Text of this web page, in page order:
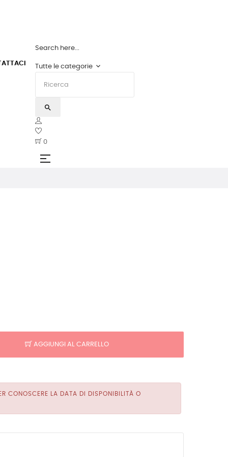
Search here...
Tutte le categorie keyboard_arrow_down
search
0
AGGIUNGI AL CARRELLO
CONOSCERE LA DATA DI DISPONIBILITÀ O